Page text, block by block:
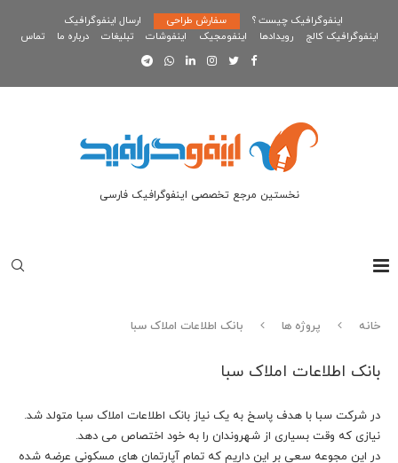
اینفوگرافیک چیست ؟ سفارش طراحی
ارسال اینفوگرافیک
اینفوگرافیک کالج
رویدادها اینفومجیک اینفوشات تبلیغات درباره ما تماس
نخستین مرجع تخصصی اینفوگرافیک فارسی
خانه پروژه ها بانک اطلاعات املاک سبا
بانک اطلاعات املاک سبا
در شرکت سبا با هدف پاسخ به یک نیاز بانک اطلاعات املاک سبا متولد شد.
نیازی که وقت بسیاری از شهروندان را به خود اختصاص می دهد.
در این مجوعه سعی بر این داریم که تمام آپارتمان های مسکونی عرضه شده